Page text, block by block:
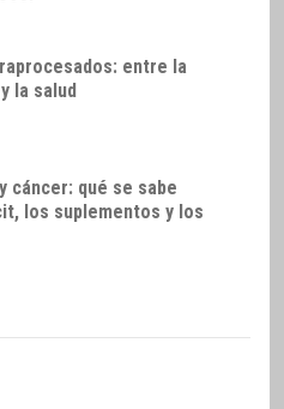
entre la
la salud
cáncer: qué se sabe
los suplementos y los